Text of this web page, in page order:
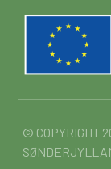
© COPYRIGHT